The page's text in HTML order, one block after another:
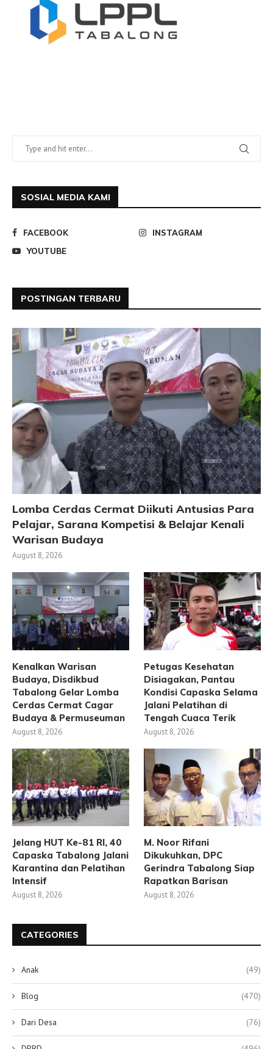
SOSIAL MEDIA KAMI
FACEBOOK
INSTAGRAM
YOUTUBE
POSTINGAN TERBARU
Lomba Cerdas Cermat Diikuti Antusias Para
Pelajar, Sarana Kompetisi & Belajar Kenali
Warisan Budaya
August 8, 2026
Kenalkan Warisan
Budaya, Disdikbud
Tabalong Gelar Lomba
Cerdas Cermat Cagar
Budaya & Permuseuman
August 8, 2026
Petugas Kesehatan
Disiagakan, Pantau
Kondisi Capaska Selama
Jalani Pelatihan di
Tengah Cuaca Terik
August 8, 2026
Jelang HUT Ke-81 RI, 40
Capaska Tabalong Jalani
Karantina dan Pelatihan
Intensif
August 8, 2026
M. Noor Rifani
Dikukuhkan, DPC
Gerindra Tabalong Siap
Rapatkan Barisan
August 8, 2026
CATEGORIES
Anak (49)
Blog (470)
Dari Desa (76)